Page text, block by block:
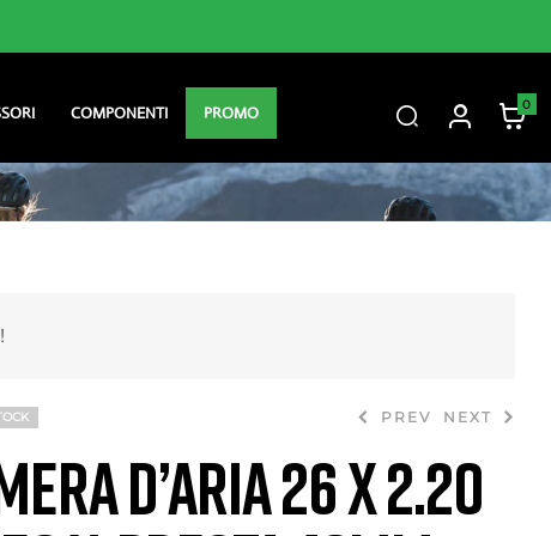
COMPONENTI PROMO 0
!
PREV NEXT
D’ARIA 26 X 2.20